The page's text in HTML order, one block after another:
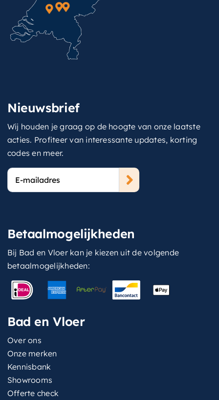
Nieuwsbrief
Wij houden je graag op de hoogte van onze laatste
acties. Profiteer van interessante updates, korting
codes en meer.
E-
mailadres
Betaalmogelijkheden
Bij Bad en Vloer kan je kiezen uit de volgende
betaalmogelijkheden:
Bad en Vloer
Over ons
Onze merken
Kennisbank
Showrooms
Offerte check